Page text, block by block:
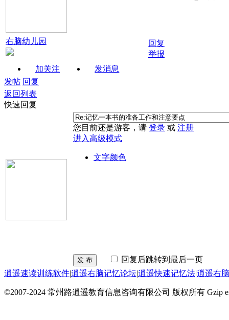
右脑幼儿园
加关注 发消息
回复
举报
发帖 回复
返回列表
快速回复
您目前还是游客，请 登录 或 注册
进入高级模式
文字颜色
发 布
回复后跳转到最后一页
逍遥速读训练软件|逍遥右脑记忆论坛|逍遥快速记忆法|逍遥右
©2007-2024 常州路逍遥教育信息咨询有限公司 版权所有 Gzip